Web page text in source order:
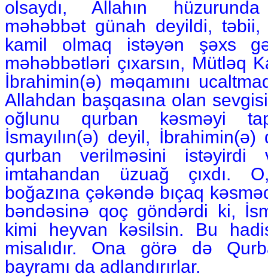
olsaydı, Allahın
məhəbbət günah deyildi,
kamil olmaq istəyən şəxs
məhəbbətləri çıxarsın, Mütləq
İbrahimin(ə) məqamını
Allahdan başqasına olan
oğlunu qurban kəsməyi
İsmayılın(ə) deyil,
qurban verilməsini istəyirdi
imtahandan üzuağ çıxdı.
boğazına çəkəndə bıçaq
bəndəsinə qoç göndərdi ki,
kimi heyvan kəsilsin. Bu
misalıdır. Ona görə də
bayramı da adlandırırlar.